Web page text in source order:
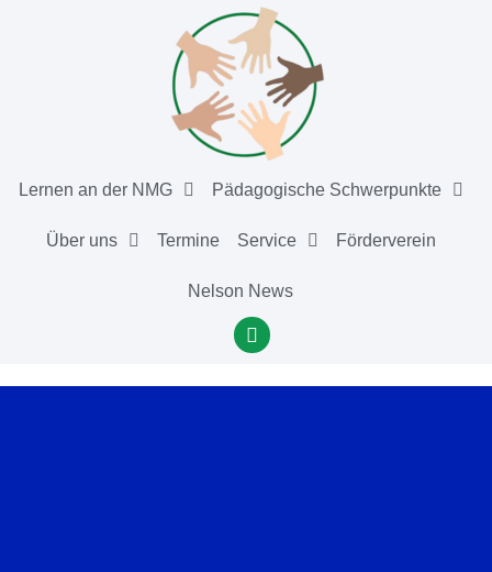
Lernen an der NMG Pädagogische Schwerpunkte
Über uns Termine Service Förderverein
Nelson News